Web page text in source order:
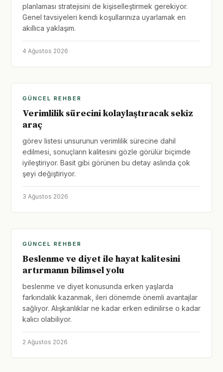
planlaması stratejisini de kişiselleştirmek gerekiyor.
Genel tavsiyeleri kendi koşullarınıza uyarlamak en
akıllıca yaklaşım.
4 Ağustos 2026
GÜNCEL REHBER
Verimlilik sürecini kolaylaştıracak sekiz
araç
görev listesi unsurunun verimlilik sürecine dahil
edilmesi, sonuçların kalitesini gözle görülür biçimde
iyileştiriyor. Basit gibi görünen bu detay aslında çok
şeyi değiştiriyor.
3 Ağustos 2026
GÜNCEL REHBER
Beslenme ve diyet ile hayat kalitesini
artırmanın bilimsel yolu
beslenme ve diyet konusunda erken yaşlarda
farkındalık kazanmak, ileri dönemde önemli avantajlar
sağlıyor. Alışkanlıklar ne kadar erken edinilirse o kadar
kalıcı olabiliyor.
2 Ağustos 2026